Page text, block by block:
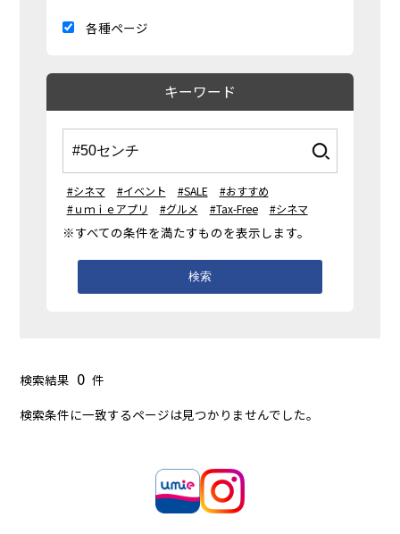
各種ページ
キーワード
#シネマ #イベント #SALE
#おすすめ
#ｕｍｉｅアプリ
#グルメ #Tax-Free #シネマ
※すべての条件を満たすものを表示します。
検索
検索結果 0 件
検索条件に一致するページは見つかりませんでした。